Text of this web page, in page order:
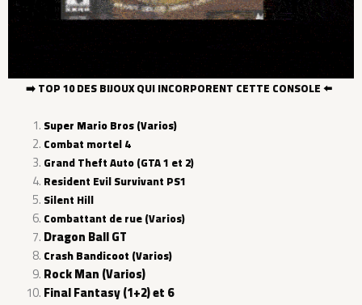
➡️TOP 10 DES BIJOUX QUI INCORPORENT CETTE CONSOLE⬅️
Super Mario Bros (Varios)
Combat mortel 4
Grand Theft Auto (GTA 1 et 2)
Resident Evil Survivant PS1
Silent Hill
Combattant de rue (Varios)
Dragon Ball GT
Crash Bandicoot (Varios)
Rock Man (Varios)
Final Fantasy (1+2) et 6